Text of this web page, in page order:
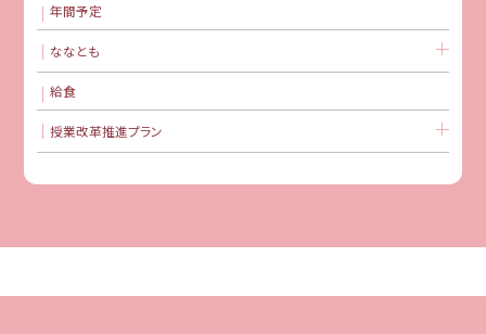
年間予定
ななとも
給食
授業改革推進プラン